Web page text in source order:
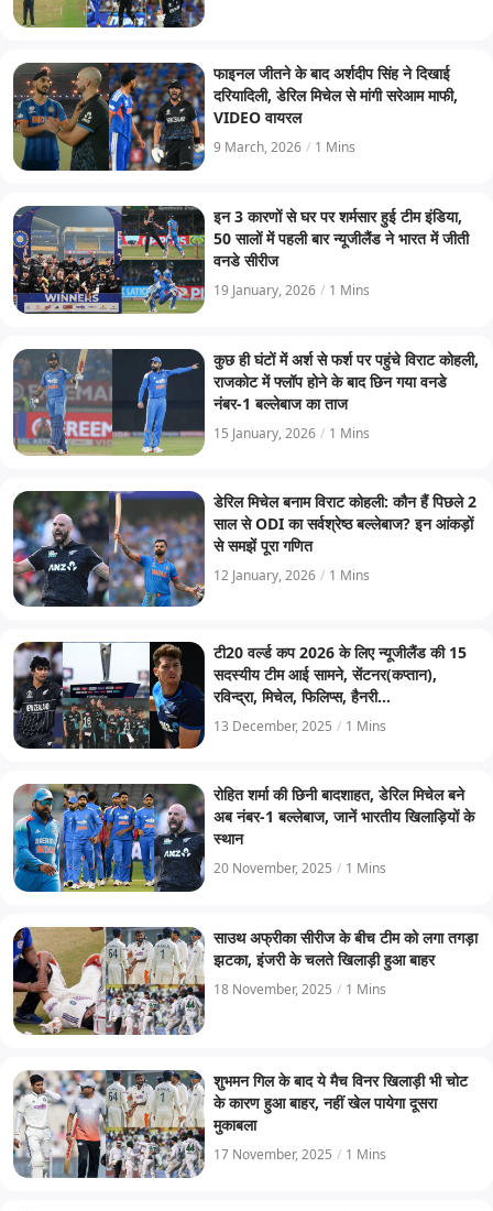
फाइनल जीतने के बाद अर्शदीप सिंह ने दिखाई
दरियादिली, डेरिल मिचेल से मांगी सरेआम माफी,
VIDEO वायरल
9 March, 2026 / 1 Mins
इन 3 कारणों से घर पर शर्मसार हुई टीम इंडिया,
50 सालों में पहली बार न्यूजीलैंड ने भारत में जीती
वनडे सीरीज
19 January, 2026 / 1 Mins
कुछ ही घंटों में अर्श से फर्श पर पहुंचे विराट कोहली,
राजकोट में फ्लॉप होने के बाद छिन गया वनडे
नंबर-1 बल्लेबाज का ताज
15 January, 2026 / 1 Mins
डेरिल मिचेल बनाम विराट कोहली: कौन हैं पिछले 2
साल से ODI का सर्वश्रेष्ठ बल्लेबाज? इन आंकड़ों
से समझें पूरा गणित
12 January, 2026 / 1 Mins
टी20 वर्ल्ड कप 2026 के लिए न्यूजीलैंड की 15
सदस्यीय टीम आई सामने, सेंटनर(कप्तान),
रविन्द्रा, मिचेल, फिलिप्स, हैनरी...
13 December, 2025 / 1 Mins
रोहित शर्मा की छिनी बादशाहत, डेरिल मिचेल बने
अब नंबर-1 बल्लेबाज, जानें भारतीय खिलाड़ियों के
स्थान
20 November, 2025 / 1 Mins
साउथ अफ्रीका सीरीज के बीच टीम को लगा तगड़ा
झटका, इंजरी के चलते खिलाड़ी हुआ बाहर
18 November, 2025 / 1 Mins
शुभमन गिल के बाद ये मैच विनर खिलाड़ी भी चोट
के कारण हुआ बाहर, नहीं खेल पायेगा दूसरा
मुकाबला
17 November, 2025 / 1 Mins